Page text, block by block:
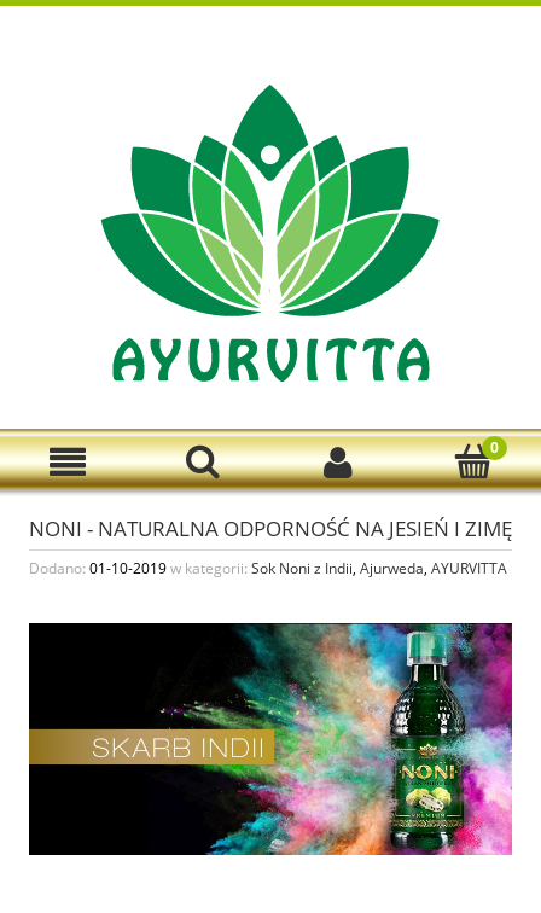
NONI - NATURALNA ODPORNOŚĆ NA JESIEŃ I ZIMĘ
Dodano: 01-10-2019w kategorii: Sok Noni z Indii, Ajurweda, AYURVITTA